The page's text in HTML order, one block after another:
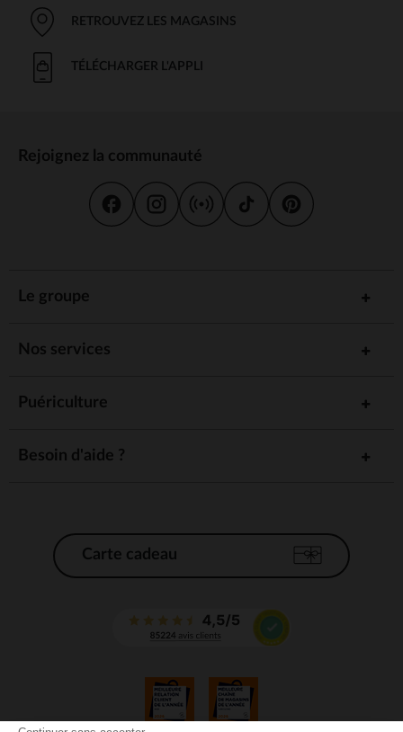
RETROUVEZ LES MAGASINS
TÉLÉCHARGER L'APPLI
Rejoignez la communauté
Le groupe
Nos services
Puériculture
Besoin d'aide ?
Carte cadeau